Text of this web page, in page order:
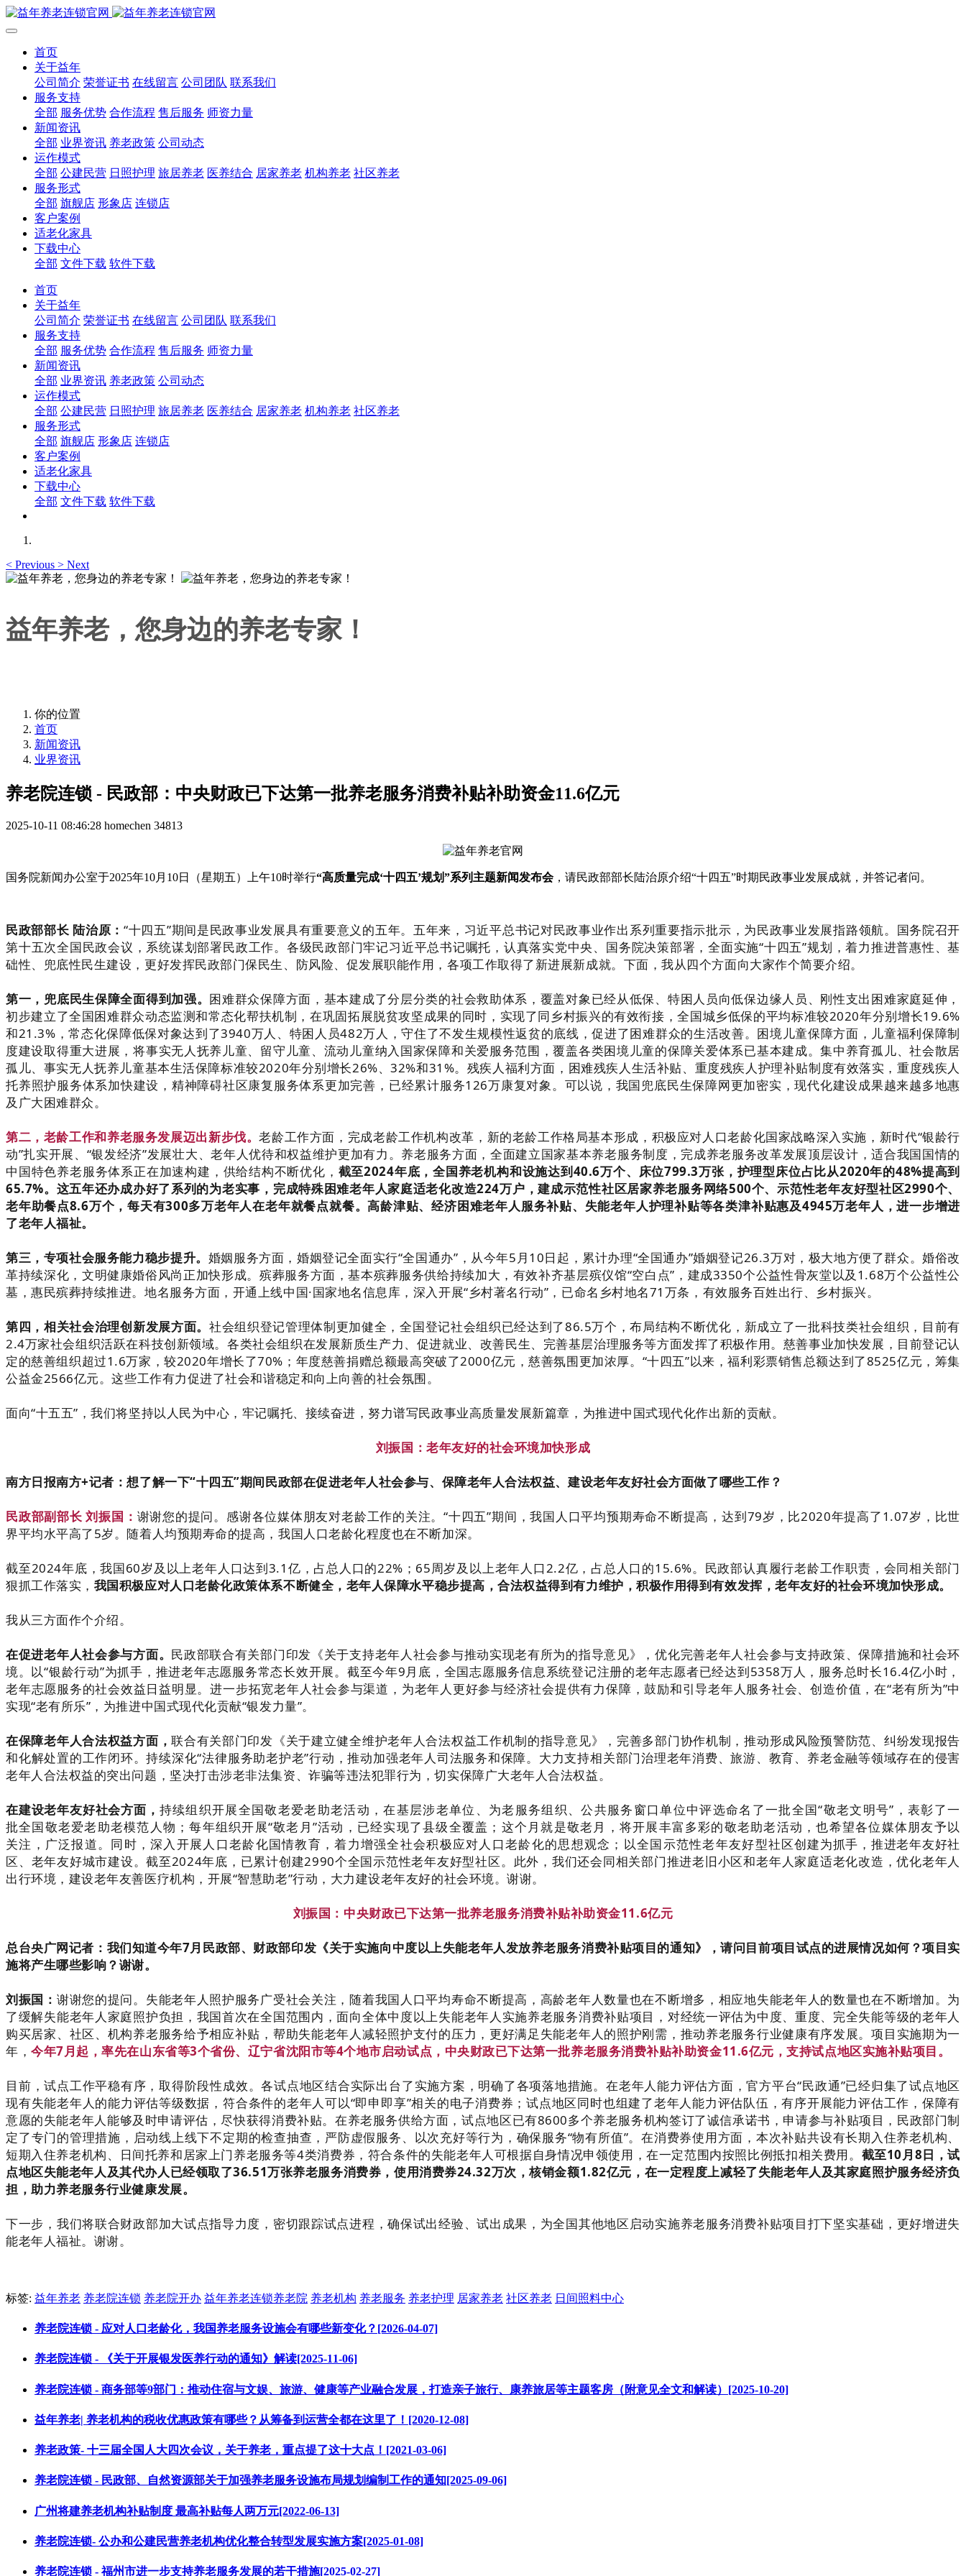
首页
关于益年
公司简介 荣誉证书 在线留言 公司团队 联系我们
服务支持
全部 服务优势 合作流程 售后服务 师资力量
新闻资讯
全部 业界资讯 养老政策 公司动态
运作模式
全部 公建民营 日照护理 旅居养老 医养结合 居家养老 机构养老 社区养老
服务形式
全部 旗舰店 形象店 连锁店
客户案例
适老化家具
下载中心
全部 文件下载 软件下载
首页
关于益年
公司简介 荣誉证书 在线留言 公司团队 联系我们
服务支持
全部 服务优势 合作流程 售后服务 师资力量
新闻资讯
全部 业界资讯 养老政策 公司动态
运作模式
全部 公建民营 日照护理 旅居养老 医养结合 居家养老 机构养老 社区养老
服务形式
全部 旗舰店 形象店 连锁店
客户案例
适老化家具
下载中心
全部 文件下载 软件下载
< Previous > Next
益年养老，您身边的养老专家！
你的位置
首页
新闻资讯
业界资讯
养老院连锁 - 民政部：中央财政已下达第一批养老服务消费补贴补助资金11.6亿元
2025-10-11 08:46:28 homechen 34813
国务院新闻办公室于2025年10月10日（星期五）上午10时举行“高质量完成‘十四五’规划”系列主题新闻发布会，请民政部部长陆治原介绍“十四五”时期民政事业发展成就，并答记者问。
民政部部长 陆治原：“十四五”期间是民政事业发展具有重要意义的五年。五年来，习近平总书记对民政事业作出系列重要指示批示，为民政事业发展指路领航。国务院召开
第十五次全国民政会议，系统谋划部署民政工作。各级民政部门牢记习近平总书记嘱托，认真落实党中央、国务院决策部署，全面实施“十四五”规划，着力推进普惠性、基
础性、兜底性民生建设，更好发挥民政部门保民生、防风险、促发展职能作用，各项工作取得了新进展新成就。下面，我从四个方面向大家作个简要介绍。
第一，兜底民生保障全面得到加强。 困难群众保障方面，基本建成了分层分类的社会救助体系，覆盖对象已经从低保、特困人员向低保边缘人员、刚性支出困难家庭延伸，
初步建立了全国困难群众动态监测和常态化帮扶机制，在巩固拓展脱贫攻坚成果的同时，实现了同乡村振兴的有效衔接，全国城乡低保的平均标准较2020年分别增长19.6%
和21.3%，常态化保障低保对象达到了3940万人、特困人员482万人，守住了不发生规模性返贫的底线，促进了困难群众的生活改善。困境儿童保障方面，儿童福利保障制
度建设取得重大进展，将事实无人抚养儿童、留守儿童、流动儿童纳入国家保障和关爱服务范围，覆盖各类困境儿童的保障关爱体系已基本建成。集中养育孤儿、社会散居
孤儿、事实无人抚养儿童基本生活保障标准较2020年分别增长26%、32%和31%。残疾人福利方面，困难残疾人生活补贴、重度残疾人护理补贴制度有效落实，重度残疾人
托养照护服务体系加快建设，精神障碍社区康复服务体系更加完善，已经累计服务126万康复对象。可以说，我国兜底民生保障网更加密实，现代化建设成果越来越多地惠
及广大困难群众。
第二，老龄工作和养老服务发展迈出新步伐。老龄工作方面，完成老龄工作机构改革，新的老龄工作格局基本形成，积极应对人口老龄化国家战略深入实施，新时代“银龄行
动”扎实开展、“银发经济”发展壮大、老年人优待和权益维护更加有力。养老服务方面，全面建立国家基本养老服务制度，完成养老服务改革发展顶层设计，适合我国国情的
中国特色养老服务体系正在加速构建，供给结构不断优化， 截至2024年底，全国养老机构和设施达到40.6万个、床位799.3万张，护理型床位占比从2020年的48%提高到
65.7%。这五年还办成办好了系列的为老实事，完成特殊困难老年人家庭适老化改造224万户，建成示范性社区居家养老服务网络500个、示范性老年友好型社区2990个、
老年助餐点8.6万个，每天有300多万老年人在老年就餐点就餐。高龄津贴、经济困难老年人服务补贴、失能老年人护理补贴等各类津补贴惠及4945万老年人，进一步增进
了老年人福祉。
第三，专项社会服务能力稳步提升。 婚姻服务方面，婚姻登记全面实行“全国通办”，从今年5月10日起，累计办理“全国通办”婚姻登记26.3万对，极大地方便了群众。婚俗改
革持续深化，文明健康婚俗风尚正加快形成。殡葬服务方面，基本殡葬服务供给持续加大，有效补齐基层殡仪馆“空白点”，建成3350个公益性骨灰堂以及1.68万个公益性公
墓，惠民殡葬持续推进。地名服务方面，开通上线中国·国家地名信息库，深入开展“乡村著名行动”，已命名乡村地名71万条，有效服务百姓出行、乡村振兴。
第四，相关社会治理创新发展方面。 社会组织登记管理体制更加健全，全国登记社会组织已经达到了86.5万个，布局结构不断优化，新成立了一批科技类社会组织，目前有
2.4万家社会组织活跃在科技创新领域。各类社会组织在发展新质生产力、促进就业、改善民生、完善基层治理服务等方面发挥了积极作用。慈善事业加快发展，目前登记认
定的慈善组织超过1.6万家，较2020年增长了70%；年度慈善捐赠总额最高突破了2000亿元，慈善氛围更加浓厚。“十四五”以来，福利彩票销售总额达到了8525亿元，筹集
公益金2566亿元。这些工作有力促进了社会和谐稳定和向上向善的社会氛围。
面向“十五五”，我们将坚持以人民为中心，牢记嘱托、接续奋进，努力谱写民政事业高质量发展新篇章，为推进中国式现代化作出新的贡献。
刘振国：老年友好的社会环境加快形成
南方日报南方+记者：想了解一下“十四五”期间民政部在促进老年人社会参与、保障老年人合法权益、建设老年友好社会方面做了哪些工作？
民政部副部长 刘振国： 谢谢您的提问。感谢各位媒体朋友对老龄工作的关注。“十四五”期间，我国人口平均预期寿命不断提高，达到79岁，比2020年提高了1.07岁，比世
界平均水平高了5岁。随着人均预期寿命的提高，我国人口老龄化程度也在不断加深。
截至2024年底，我国60岁及以上老年人口达到3.1亿，占总人口的22%；65周岁及以上老年人口2.2亿，占总人口的15.6%。民政部认真履行老龄工作职责，会同相关部门
狠抓工作落实， 我国积极应对人口老龄化政策体系不断健全，老年人保障水平稳步提高，合法权益得到有力维护，积极作用得到有效发挥，老年友好的社会环境加快形成。
我从三方面作个介绍。
在促进老年人社会参与方面。 民政部联合有关部门印发《关于支持老年人社会参与推动实现老有所为的指导意见》，优化完善老年人社会参与支持政策、保障措施和社会环
境。以“银龄行动”为抓手，推进老年志愿服务常态长效开展。截至今年9月底，全国志愿服务信息系统登记注册的老年志愿者已经达到5358万人，服务总时长16.4亿小时，
老年志愿服务的社会效益日益明显。进一步拓宽老年人社会参与渠道，为老年人更好参与经济社会提供有力保障，鼓励和引导老年人服务社会、创造价值，在“老有所为”中
实现“老有所乐”，为推进中国式现代化贡献“银发力量”。
在保障老年人合法权益方面，联合有关部门印发《关于建立健全维护老年人合法权益工作机制的指导意见》，完善多部门协作机制，推动形成风险预警防范、纠纷发现报告
和化解处置的工作闭环。持续深化“法律服务助老护老”行动，推动加强老年人司法服务和保障。大力支持相关部门治理老年消费、旅游、教育、养老金融等领域存在的侵害
老年人合法权益的突出问题，坚决打击涉老非法集资、诈骗等违法犯罪行为，切实保障广大老年人合法权益。
在建设老年友好社会方面， 持续组织开展全国敬老爱老助老活动，在基层涉老单位、为老服务组织、公共服务窗口单位中评选命名了一批全国“敬老文明号”，表彰了一
批全国敬老爱老助老模范人物；每年组织开展“敬老月”活动，已经实现了县级全覆盖；这个月就是敬老月，将开展丰富多彩的敬老助老活动，也希望各位媒体朋友予以
关注，广泛报道。同时，深入开展人口老龄化国情教育，着力增强全社会积极应对人口老龄化的思想观念；以全国示范性老年友好型社区创建为抓手，推进老年友好社
区、老年友好城市建设。截至2024年底，已累计创建2990个全国示范性老年友好型社区。此外，我们还会同相关部门推进老旧小区和老年人家庭适老化改造，优化老年人
出行环境，建设老年友善医疗机构，开展“智慧助老”行动，大力建设老年友好的社会环境。谢谢。
刘振国：中央财政已下达第一批养老服务消费补贴补助资金11.6亿元
总台央广网记者：我们知道今年7月民政部、财政部印发《关于实施向中度以上失能老年人发放养老服务消费补贴项目的通知》，请问目前项目试点的进展情况如何？项目实
施将产生哪些影响？谢谢。
刘振国： 谢谢您的提问。失能老年人照护服务广受社会关注，随着我国人口平均寿命不断提高，高龄老年人数量也在不断增多，相应地失能老年人的数量也在不断增加。为
了缓解失能老年人家庭照护负担，我国首次在全国范围内，面向全体中度以上失能老年人实施养老服务消费补贴项目，对经统一评估为中度、重度、完全失能等级的老年人
购买居家、社区、机构养老服务给予相应补贴，帮助失能老年人减轻照护支付的压力，更好满足失能老年人的照护刚需，推动养老服务行业健康有序发展。项目实施期为一
年，今年7月起，率先在山东省等3个省份、辽宁省沈阳市等4个地市启动试点，中央财政已下达第一批养老服务消费补贴补助资金11.6亿元，支持试点地区实施补贴项目。
目前，试点工作平稳有序，取得阶段性成效。各试点地区结合实际出台了实施方案，明确了各项落地措施。在老年人能力评估方面，官方平台“民政通”已经归集了试点地区
现有失能老年人的能力评估等级数据，符合条件的老年人可以“即申即享”相关的电子消费券；试点地区同时也组建了老年人能力评估队伍，有序开展能力评估工作，保障有
意愿的失能老年人能够及时申请评估，尽快获得消费补贴。在养老服务供给方面，试点地区已有8600多个养老服务机构签订了诚信承诺书，申请参与补贴项目，民政部门制
定了专门的管理措施，启动线上线下不定期的检查抽查，严防虚假服务、以次充好等行为，确保服务“物有所值”。在消费券使用方面，本次补贴共设有长期入住养老机构、
短期入住养老机构、日间托养和居家上门养老服务等4类消费券，符合条件的失能老年人可根据自身情况申领使用，在一定范围内按照比例抵扣相关费用。 截至10月8日，试
点地区失能老年人及其代办人已经领取了36.51万张养老服务消费券，使用消费券24.32万次，核销金额1.82亿元，在一定程度上减轻了失能老年人及其家庭照护服务经济负
担，助力养老服务行业健康发展。
下一步，我们将联合财政部加大试点指导力度，密切跟踪试点进程，确保试出经验、试出成果，为全国其他地区启动实施养老服务消费补贴项目打下坚实基础，更好增进失
能老年人福祉。谢谢。
标签: 益年养老 养老院连锁 养老院开办 益年养老连锁养老院 养老机构 养老服务 养老护理 居家养老 社区养老 日间照料中心
养老院连锁 - 应对人口老龄化，我国养老服务设施会有哪些新变化？[2026-04-07]
养老院连锁 - 《关于开展银发医养行动的通知》解读[2025-11-06]
养老院连锁 - 商务部等9部门：推动住宿与文娱、旅游、健康等产业融合发展，打造亲子旅行、康养旅居等主题客房（附意见全文和解读）[2025-10-20]
益年养老| 养老机构的税收优惠政策有哪些？从筹备到运营全都在这里了！[2020-12-08]
养老政策- 十三届全国人大四次会议，关于养老，重点提了这十大点！[2021-03-06]
养老院连锁 - 民政部、自然资源部关于加强养老服务设施布局规划编制工作的通知[2025-09-06]
广州将建养老机构补贴制度 最高补贴每人两万元[2022-06-13]
养老院连锁- 公办和公建民营养老机构优化整合转型发展实施方案[2025-01-08]
养老院连锁 - 福州市进一步支持养老服务发展的若干措施[2025-02-27]